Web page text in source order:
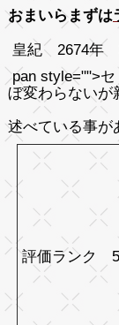
おまいらまずは
皇紀 2674年
pan style="">
ぼ変わらないが
述べている事が
評価ランク